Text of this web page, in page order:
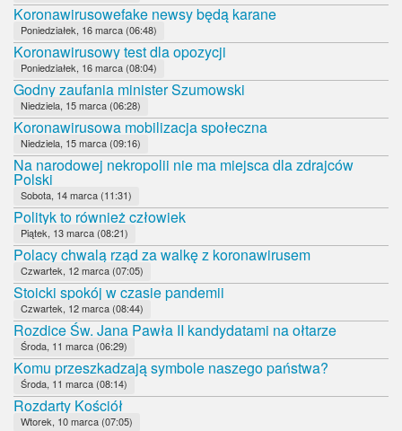
Koronawirusowefake newsy będą karane
Poniedziałek, 16 marca (06:48)
Koronawirusowy test dla opozycji
Poniedziałek, 16 marca (08:04)
Godny zaufania minister Szumowski
Niedziela, 15 marca (06:28)
Koronawirusowa mobilizacja społeczna
Niedziela, 15 marca (09:16)
Na narodowej nekropolii nie ma miejsca dla zdrajców
Polski
Sobota, 14 marca (11:31)
Polityk to również człowiek
Piątek, 13 marca (08:21)
Polacy chwalą rząd za walkę z koronawirusem
Czwartek, 12 marca (07:05)
Stoicki spokój w czasie pandemii
Czwartek, 12 marca (08:44)
Rozdice Św. Jana Pawła II kandydatami na ołtarze
Środa, 11 marca (06:29)
Komu przeszkadzają symbole naszego państwa?
Środa, 11 marca (08:14)
Rozdarty Kościół
Wtorek, 10 marca (07:05)